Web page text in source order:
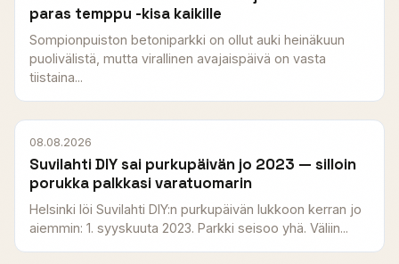
paras temppu -kisa kaikille
Sompionpuiston betoniparkki on ollut auki heinäkuun
puolivälistä, mutta virallinen avajaispäivä on vasta
tiistaina...
08.08.2026
Suvilahti DIY sai purkupäivän jo 2023 — silloin
porukka palkkasi varatuomarin
Helsinki löi Suvilahti DIY:n purkupäivän lukkoon kerran jo
aiemmin: 1. syyskuuta 2023. Parkki seisoo yhä. Väliin...